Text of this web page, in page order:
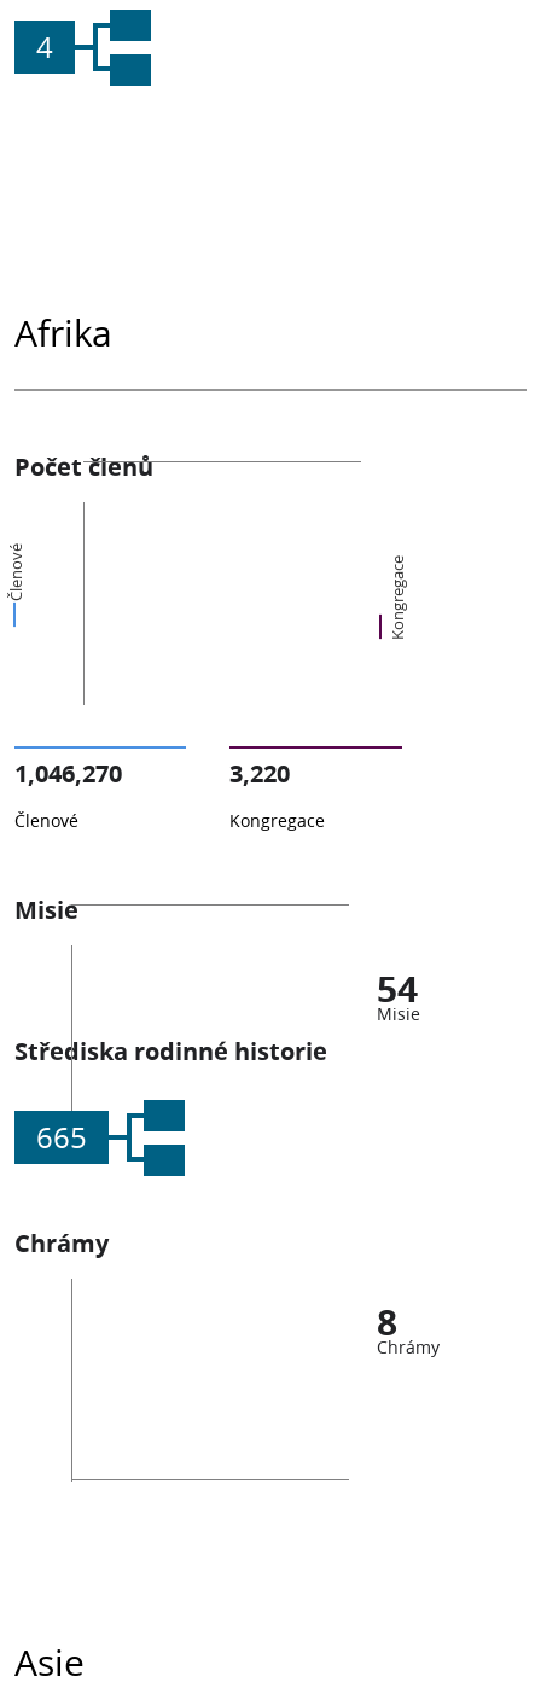
4
Afrika
Počet členů
Členové Kongregace
1,046,270
Členové
3,220
Kongregace
Misie
54
Misie
Střediska rodinné historie
665
Chrámy
8
Chrámy
Asie